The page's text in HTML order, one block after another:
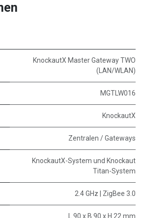
KnockautX Master Gateway TWO
(LAN/WLAN)
MGTLW016
KnockautX
Zentralen / Gateways
KnockautX-System und Knockaut
Titan-System
2.4 GHz | ZigBee 3.0
L 90 x B 90 x H 22 mm